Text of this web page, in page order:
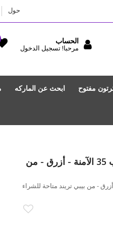
حول
مفتوح ابحث عن الماركه
الحساب
مرحبا! تسجيل الدخول
كرسي السيارة للرضع بتقنية سناب 35 الآمنة - أزرق - من
بتقنية سناب 35 الآمنة - أزرق - من بيبي تريند متاحة للشراء